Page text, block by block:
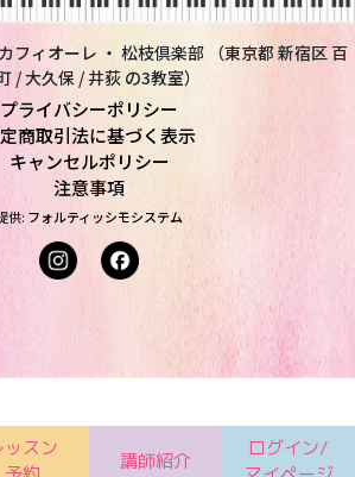
フィオーレ ・ 松枝倶楽部 （東京都 新宿区 百
/ 大久保 / 井荻 の3教室）
プライバシーポリシー
商取引法に基づく表示
キャンセルポリシー
注意事項
供: フォルティッシモシステム
ッスン
講師紹介
ログイン/